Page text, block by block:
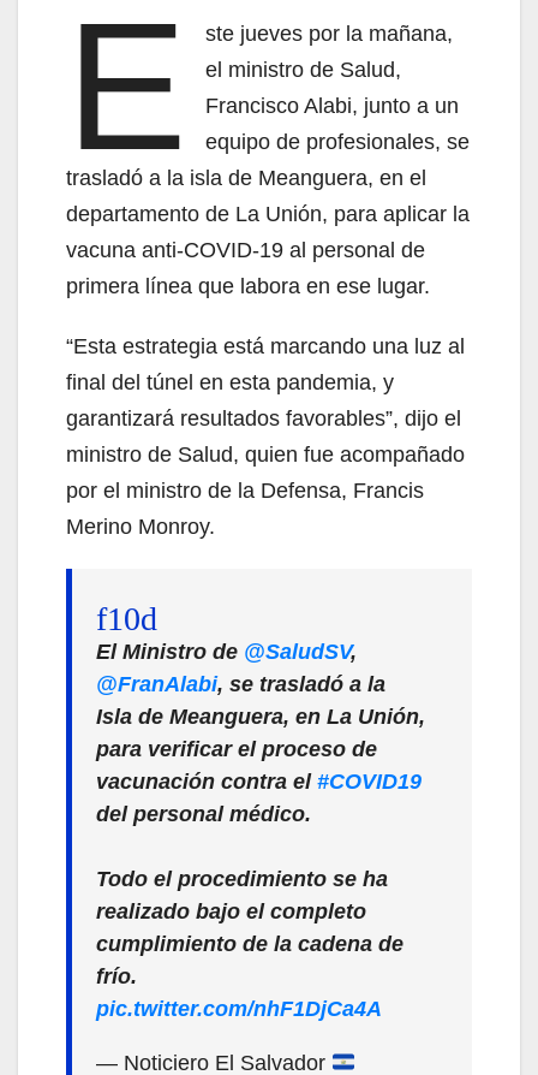
E
ste jueves por la mañana,
el ministro de Salud,
Francisco Alabi, junto a un
equipo de profesionales, se
trasladó a la isla de Meanguera, en el
departamento de La Unión, para aplicar la
vacuna anti-COVID-19 al personal de
primera línea que labora en ese lugar.
“Esta estrategia está marcando una luz al
final del túnel en esta pandemia, y
garantizará resultados favorables”, dijo el
ministro de Salud, quien fue acompañado
por el ministro de la Defensa, Francis
Merino Monroy.
El Ministro de @SaludSV,
@FranAlabi, se trasladó a la
Isla de Meanguera, en La Unión,
para verificar el proceso de
vacunación contra el #COVID19
del personal médico.
Todo el procedimiento se ha
realizado bajo el completo
cumplimiento de la cadena de
frío.
pic.twitter.com/nhF1DjCa4A
— Noticiero El Salvador